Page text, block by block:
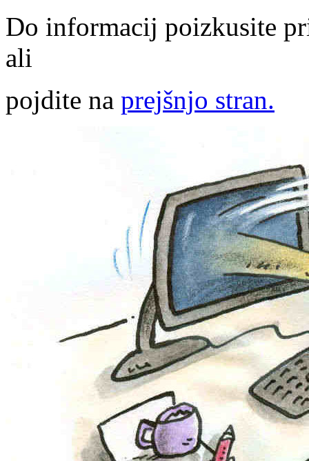
Do informacij poizkusite
ali
pojdite na prejšnjo stran.